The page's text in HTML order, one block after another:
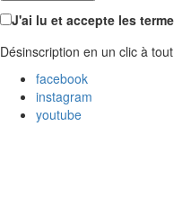
J'ai lu et accepte les
Désinscription en un clic à
facebook
instagram
youtube